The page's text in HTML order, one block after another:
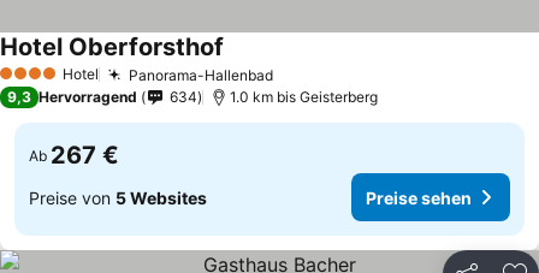
4 Sterne Hotel Panorama-Hallenbad
Hotel Oberforsthof
9,3 Hervorragend 634 1.0 km bis Geisterberg
Ab 267 €
Preise von 5 Websites Preise sehen